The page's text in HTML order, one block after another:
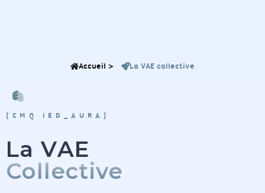
Accueil > La VAE collective
[CMQ IED_AURA]
La VAE
Collective